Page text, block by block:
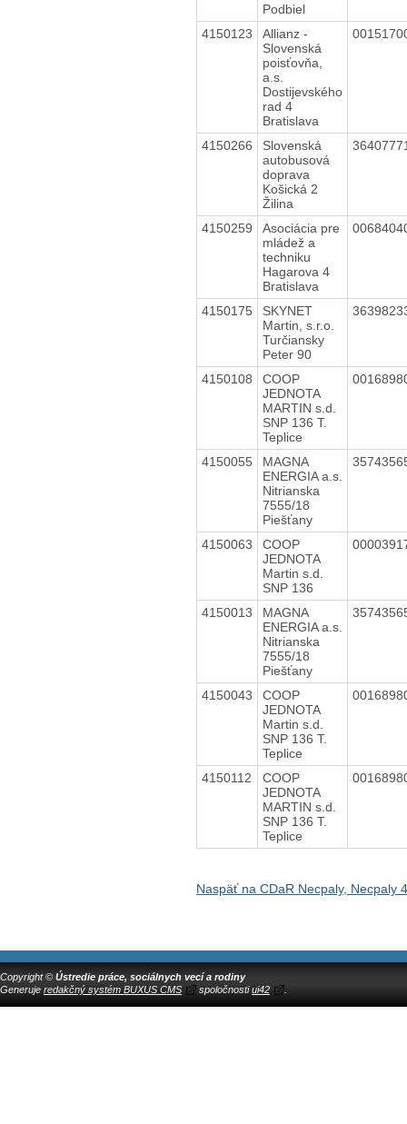
Podbiel
4150123
Allianz -
Slovenská
poisťovňa,
a.s.
Dostijevského
rad 4
Bratislava
4150266
Slovenská
autobusová
doprava
Košická 2
Žilina
4150259
Asociácia pre
mládež a
techniku
Hagarova 4
Bratislava
4150175
SKYNET
Martin, s.r.o.
Turčiansky
Peter 90
4150108
COOP
JEDNOTA
MARTIN s.d.
SNP 136 T.
Teplice
4150055
MAGNA
ENERGIA a.s.
Nitrianska
7555/18
Piešťany
4150063
COOP
JEDNOTA
Martin s.d.
SNP 136
4150013
MAGNA
ENERGIA a.s.
Nitrianska
7555/18
Piešťany
4150043
COOP
JEDNOTA
Martin s.d.
SNP 136 T.
Teplice
4150112
COOP
JEDNOTA
MARTIN s.d.
SNP 136 T.
Teplice
Naspäť na CDaR Necpaly, Necpaly
Copyright © Ústredie práce, sociálnych vecí a rodiny
Generuje redakčný systém BUXUS CMS spoločnostiui42